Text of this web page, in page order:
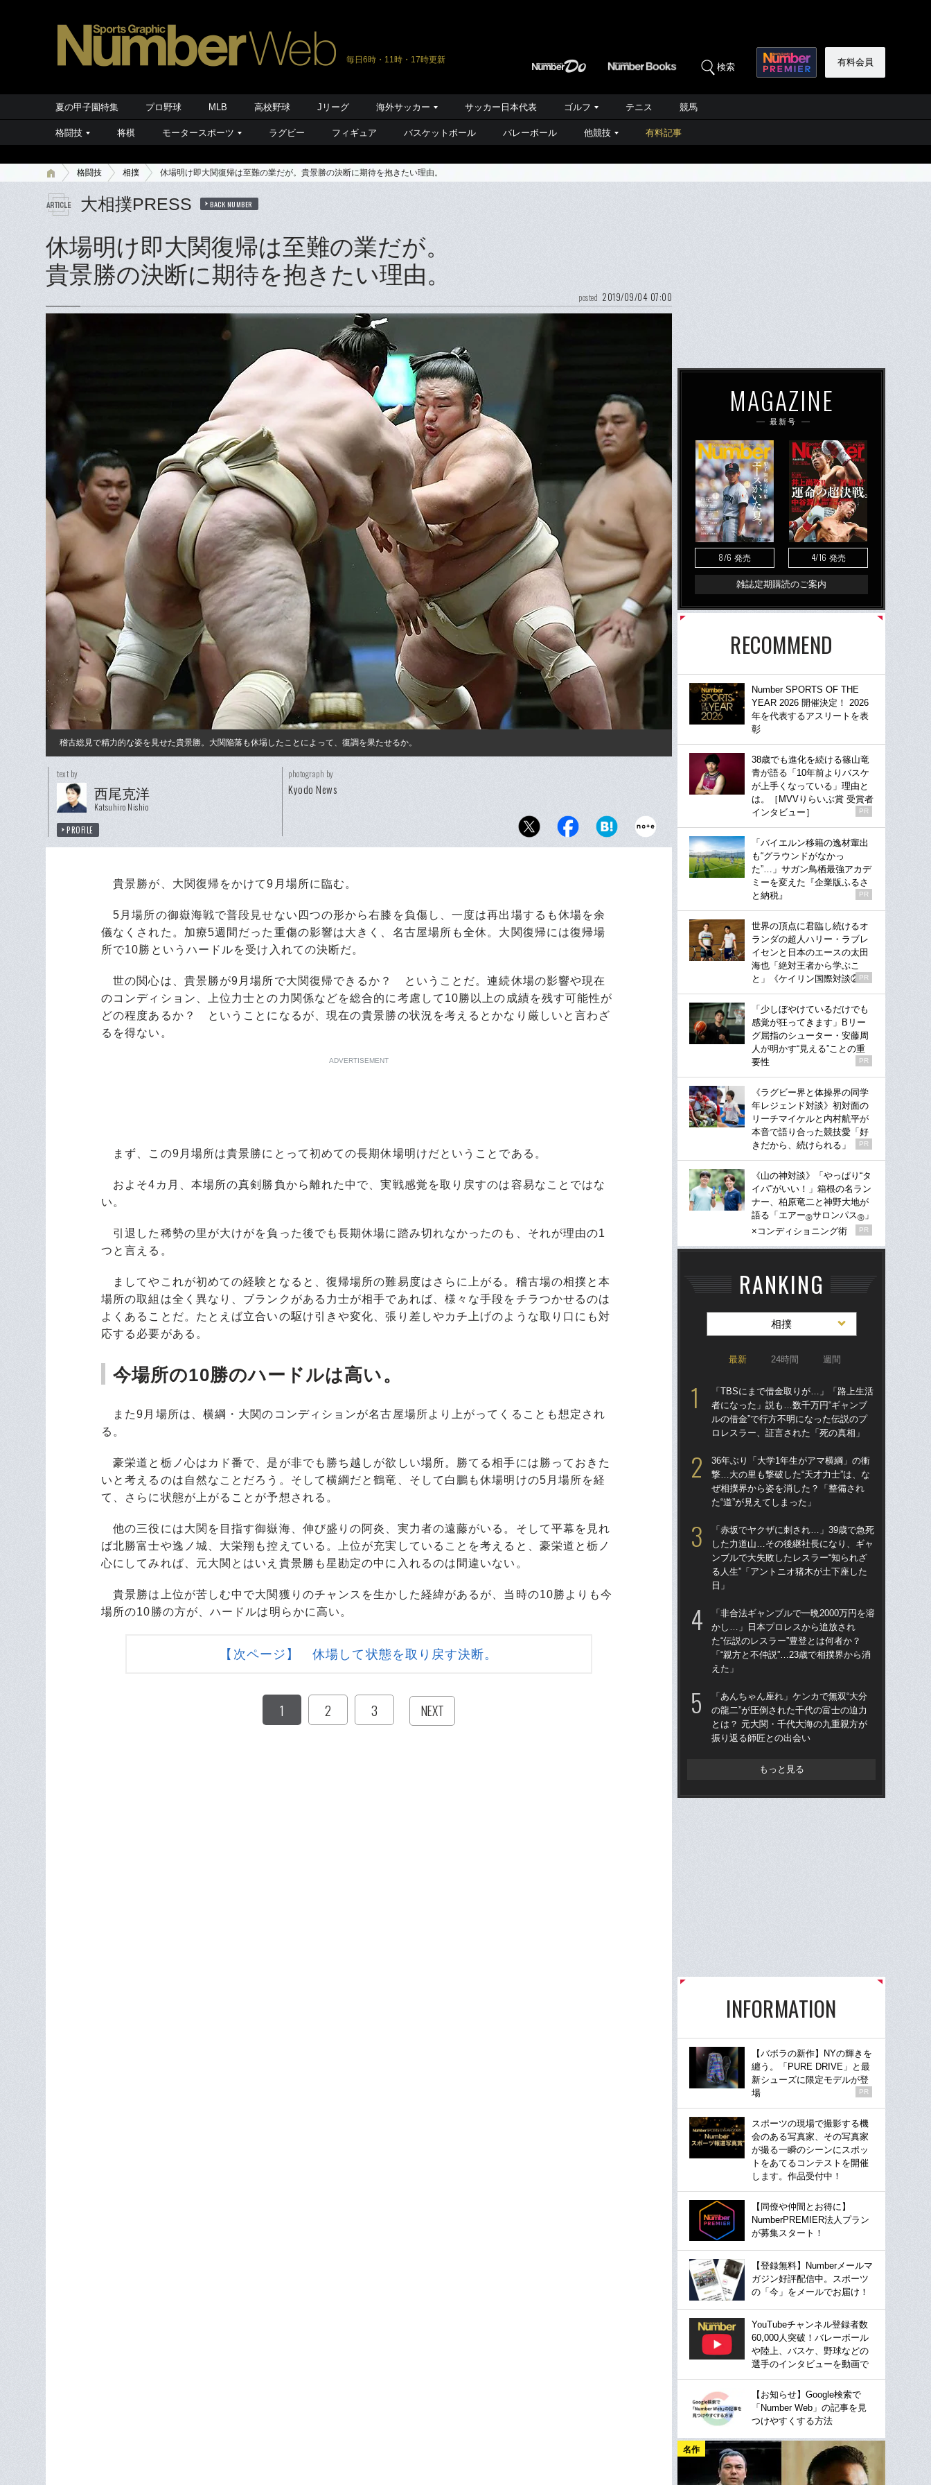
毎日6時・11時・17時更新
検索 有料会員
夏の甲子園特集 プロ野球 MLB 高校野球 Jリーグ 海外サッカー サッカー日本代表 ゴルフ テニス 競馬
格闘技 将棋 モータースポーツ ラグビー フィギュア バスケットボール バレーボール 他競技 有料記事
格闘技 相撲 休場明け即大関復帰は至難の業だが。貴景勝の決断に期待を抱きたい理由。
大相撲PRESS BACK NUMBER
休場明け即大関復帰は至難の業だが。
貴景勝の決断に期待を抱きたい理由。
posted 2019/09/04 07:00
稽古総見で精力的な姿を見せた貴景勝。大関陥落も休場したことによって、復調を果たせるか。
text by
西尾克洋
Katsuhiro Nishio
PROFILE
photograph by
Kyodo News
貴景勝が、大関復帰をかけて9月場所に臨む。
5月場所の御嶽海戦で普段見せない四つの形から右膝を負傷し、一度は再出場するも休場を余
儀なくされた。加療5週間だった重傷の影響は大きく、名古屋場所も全休。大関復帰には復帰場
所で10勝というハードルを受け入れての決断だ。
世の関心は、貴景勝が9月場所で大関復帰できるか？ ということだ。連続休場の影響や現在
のコンディション、上位力士との力関係などを総合的に考慮して10勝以上の成績を残す可能性が
どの程度あるか？ ということになるが、現在の貴景勝の状況を考えるとかなり厳しいと言わざ
るを得ない。
ADVERTISEMENT
まず、この9月場所は貴景勝にとって初めての長期休場明けだということである。
およそ4カ月、本場所の真剣勝負から離れた中で、実戦感覚を取り戻すのは容易なことではな
い。
引退した稀勢の里が大けがを負った後でも長期休場に踏み切れなかったのも、それが理由の1
つと言える。
ましてやこれが初めての経験となると、復帰場所の難易度はさらに上がる。稽古場の相撲と本
場所の取組は全く異なり、ブランクがある力士が相手であれば、様々な手段をチラつかせるのは
よくあることだ。たとえば立合いの駆け引きや変化、張り差しやカチ上げのような取り口にも対
応する必要がある。
今場所の10勝のハードルは高い。
また9月場所は、横綱・大関のコンディションが名古屋場所より上がってくることも想定され
る。
豪栄道と栃ノ心はカド番で、是が非でも勝ち越しが欲しい場所。勝てる相手には勝っておきた
いと考えるのは自然なことだろう。そして横綱だと鶴竜、そして白鵬も休場明けの5月場所を経
て、さらに状態が上がることが予想される。
他の三役には大関を目指す御嶽海、伸び盛りの阿炎、実力者の遠藤がいる。そして平幕を見れ
ば北勝富士や逸ノ城、大栄翔も控えている。上位が充実していることを考えると、豪栄道と栃ノ
心にしてみれば、元大関とはいえ貴景勝も星勘定の中に入れるのは間違いない。
貴景勝は上位が苦しむ中で大関獲りのチャンスを生かした経緯があるが、当時の10勝よりも今
場所の10勝の方が、ハードルは明らかに高い。
【次ページ】 休場して状態を取り戻す決断。
1 2 3 NEXT
MAGAZINE
最新号
8/6 発売 4/16 発売
雑誌定期購読のご案内
RECOMMEND
Number SPORTS OF THE
YEAR 2026 開催決定！ 2026
年を代表するアスリートを表
彰
38歳でも進化を続ける篠山竜
青が語る「10年前よりバスケ
が上手くなっている」理由と
は。［MVVりらいぶ賞 受賞者
インタビュー］
PR
「バイエルン移籍の逸材輩出
も“グラウンドがなかっ
た”…」サガン鳥栖最強アカデ
ミーを変えた『企業版ふるさ
と納税』
PR
世界の頂点に君臨し続けるオ
ランダの超人ハリー・ラブレ
イセンと日本のエースの太田
海也「絶対王者から学ぶこ
と」《ケイリン国際対談②》
PR
「少しぼやけているだけでも
感覚が狂ってきます」Bリー
グ屈指のシューター・安藤周
人が明かす“見える”ことの重
要性
PR
《ラグビー界と体操界の同学
年レジェンド対談》初対面の
リーチマイケルと内村航平が
本音で語り合った競技愛「好
きだから、続けられる」
PR
《山の神対談》「やっぱり“タ
イパ”がいい！」箱根の名ラン
ナー、柏原竜二と神野大地が
語る「エアー®サロンパス® 」
×コンディショニング術
PR
RANKING
相撲
最新 24時間 週間
「TBSにまで借金取りが…」「路上生活
者になった」説も…数千万円“ギャンブ
ルの借金”で行方不明になった伝説のプ
ロレスラー、証言された「死の真相」
36年ぶり「大学1年生がアマ横綱」の衝
撃…大の里も撃破した“天才力士”は、な
ぜ相撲界から姿を消した？「整備され
た“道”が見えてしまった」
「赤坂でヤクザに刺され…」39歳で急死
した力道山…その後継社長になり、ギャ
ンブルで大失敗したレスラー“知られざ
る人生”「アントニオ猪木が土下座した
日」
「非合法ギャンブルで一晩2000万円を溶
かし…」日本プロレスから追放され
た“伝説のレスラー”豊登とは何者か？
「“親方と不仲説”…23歳で相撲界から消
えた」
「あんちゃん座れ」ケンカで無双“大分
の龍二”が圧倒された千代の富士の迫力
とは？ 元大関・千代大海の九重親方が
振り返る師匠との出会い
もっと見る
INFORMATION
【バボラの新作】NYの輝きを
纏う。「PURE DRIVE」と最
新シューズに限定モデルが登
場
PR
スポーツの現場で撮影する機
会のある写真家、その写真家
が撮る一瞬のシーンにスポッ
トをあてるコンテストを開催
します。作品受付中！
【同僚や仲間とお得に】
NumberPREMIER法人プラン
が募集スタート！
【登録無料】Numberメールマ
ガジン好評配信中。スポーツ
の「今」をメールでお届け！
YouTubeチャンネル登録者数
60,000人突破！バレーボール
や陸上、バスケ、野球などの
選手のインタビューを動画で
【お知らせ】Google検索で
「Number Web」の記事を見
つけやすくする方法
名作